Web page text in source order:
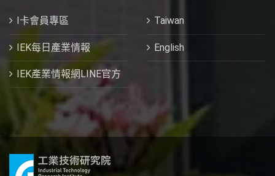
I卡會員專區
IEK每日產業情報
IEK產業情報網LINE官方
Taiwan
English